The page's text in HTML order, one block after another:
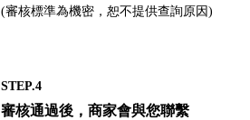
(審核標準為機密，恕不提供查詢原因)
STEP.4
審核通過後，商家會與您聯繫